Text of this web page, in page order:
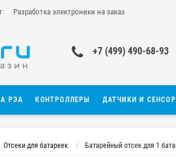
Разработка электроники на заказ
+7 (499) 490-68-93
РЭА КОНТРОЛЛЕРЫ ДАТЧИКИ И
Отсеки для батареек Батарейный отсек для 1